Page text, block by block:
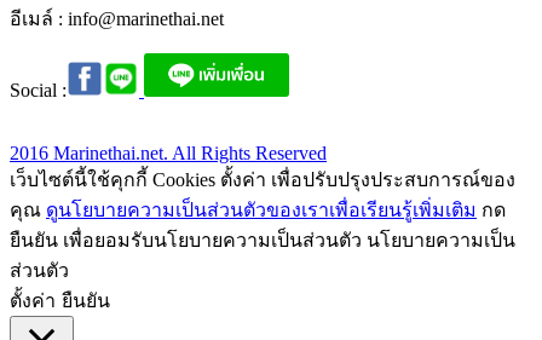
อีเมล์ : info@marinethai.net
Social :
2016 Marinethai.net. All Rights Reserved
เว็บไซต์นี้ใช้คุกกี้ Cookies ตั้งค่า เพื่อปรับปรุงประสบการณ์ของ
คุณ ดูนโยบายความเป็นส่วนตัวของเราเพื่อเรียนรู้เพิ่มเติม กด
ยืนยัน เพื่อยอมรับนโยบายความเป็นส่วนตัว นโยบายความเป็น
ส่วนตัว
ตั้งค่า ยืนยัน